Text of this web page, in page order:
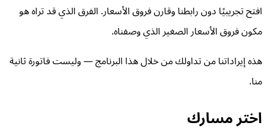
افتح تجريبيًا دون رابطنا وقارن فروق الأسعار. الفرق الذي قد تراه هو
مكون فروق الأسعار الصغير الذي وصفناه.
هذه إيراداتنا من تداولك من خلال هذا البرنامج — وليست فاتورة ثانية
منا.
اختر مسارك